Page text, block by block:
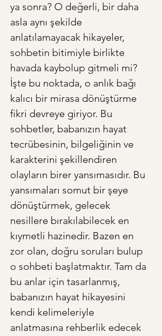
ya sonra? O değerli, bir daha
asla aynı şekilde
anlatılamayacak hikayeler,
sohbetin bitimiyle birlikte
havada kaybolup gitmeli mi?
İşte bu noktada, o anlık bağı
kalıcı bir mirasa dönüştürme
fikri devreye giriyor. Bu
sohbetler, babanızın hayat
tecrübesinin, bilgeliğinin ve
karakterini şekillendiren
olayların birer yansımasıdır. Bu
yansımaları somut bir şeye
dönüştürmek, gelecek
nesillere bırakılabilecek en
kıymetli hazinedir. Bazen en
zor olan, doğru soruları bulup
o sohbeti başlatmaktır. Tam da
bu anlar için tasarlanmış,
babanızın hayat hikayesini
kendi kelimeleriyle
anlatmasına rehberlik edecek